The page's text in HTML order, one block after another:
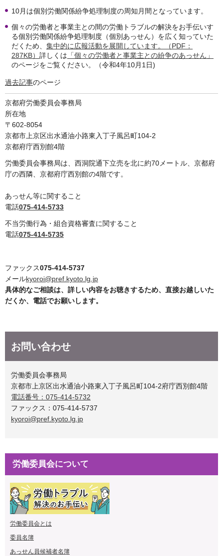
10月は個別労働関係紛争処理制度の周知月間となっています。
個々の労働者と事業主との間の労働トラブルの解決をお手伝いす
る個別労働関係紛争処理制度（個別あっせん）を広く知っていた
だくため、 集中的に広報活動を展開しています。（PDF：
287KB） 詳しくは 「個々の労働者と事業主との紛争のあっせん」
のページをご覧ください。（令和4年10月1日)
過去記事のページ
京都府労働委員会事務局
所在地
〒602-8054
京都市上京区出水通油小路東入丁子風呂町104-2
京都府庁西別館4階
労働委員会事務局は、西洞院通下立売を北に約70メートル、京都府
庁の西隣、京都府庁西別館の4階です。
あっせん等に関すること
電話075-414-5733
不当労働行為・組合資格審査に関すること
電話075-414-5735
ファックス075-414-5737
メールkyoroi@pref.kyoto.lg.jp
具体的なご相談は、詳しい内容をお聴きするため、直接お越しいた
だくか、 電話でお願いします。
お問い合わせ
労働委員会事務局
京都市上京区出水通油小路東入丁子風呂町104-2府庁西別館4階
電話番号：075-414-5732
ファックス：075-414-5737
kyoroi@pref.kyoto.lg.jp
労働委員会について
労働委員会とは
委員名簿
あっせん員候補者名簿